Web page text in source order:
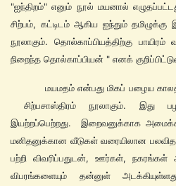
"ஐந்திறம்" எனும் நூல் மயனால்
சிற்பம், கட்டிடம் ஆகிய ஐந்தும்
நூலாகும். தொல்காப்பியத்திற்கு பாயிரம்
நிறைந்த தொல்காப்பியன் " எனக்
மயமதம் என்பது மிகப் பழைய
சிற்பசாஸ்திரம் நூலாகும். இது
இயற்றப்பெற்றது. இறைவனுக்காக
மனிதனுக்கான வீடுகள் வரையிலான
பற்றி விவரிப்பதுடன், ஊர்கள், நகரங்கள்
விபரங்களையும் தன்னுள்